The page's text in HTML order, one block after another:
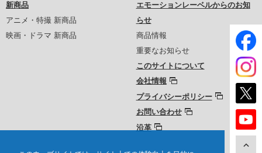
新商品
アニメ・特撮 新商品
映画・ドラマ 新商品
エモーションレーベルからのお知
らせ
商品情報
重要なお知らせ
このサイトについて
会社情報
プライバシーポリシー
お問い合わせ
沿革